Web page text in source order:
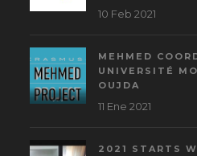
10 Feb 2021
MEHMED
UNIVERSITÉ
OUJDA
11 Ene 2021
2021 STARTS